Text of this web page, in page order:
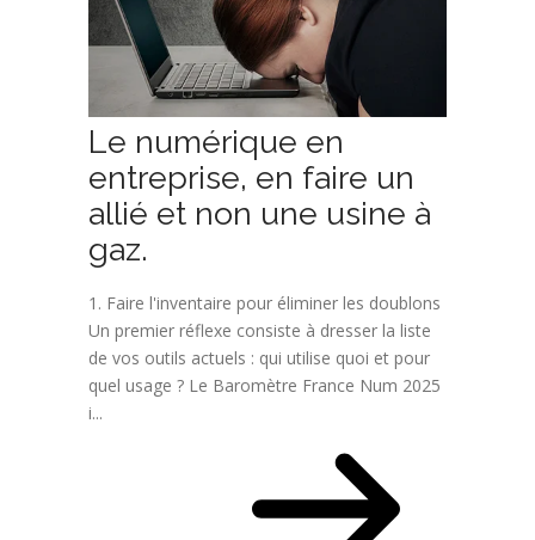
Le numérique en
entreprise, en faire un
allié et non une usine à
gaz.
1. Faire l'inventaire pour éliminer les doublons
Un premier réflexe consiste à dresser la liste
de vos outils actuels : qui utilise quoi et pour
quel usage ? Le Baromètre France Num 2025
i...